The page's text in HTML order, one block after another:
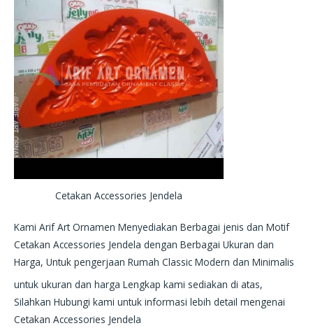
Cetakan Accessories Jendela
Kami Arif Art Ornamen Menyediakan Berbagai jenis dan Motif
Cetakan Accessories Jendela dengan Berbagai Ukuran dan
Harga, Untuk pengerjaan Rumah Classic Modern dan Minimalis
untuk ukuran dan harga Lengkap kami sediakan di atas,
Silahkan Hubungi kami untuk informasi lebih detail mengenai
Cetakan Accessories Jendela